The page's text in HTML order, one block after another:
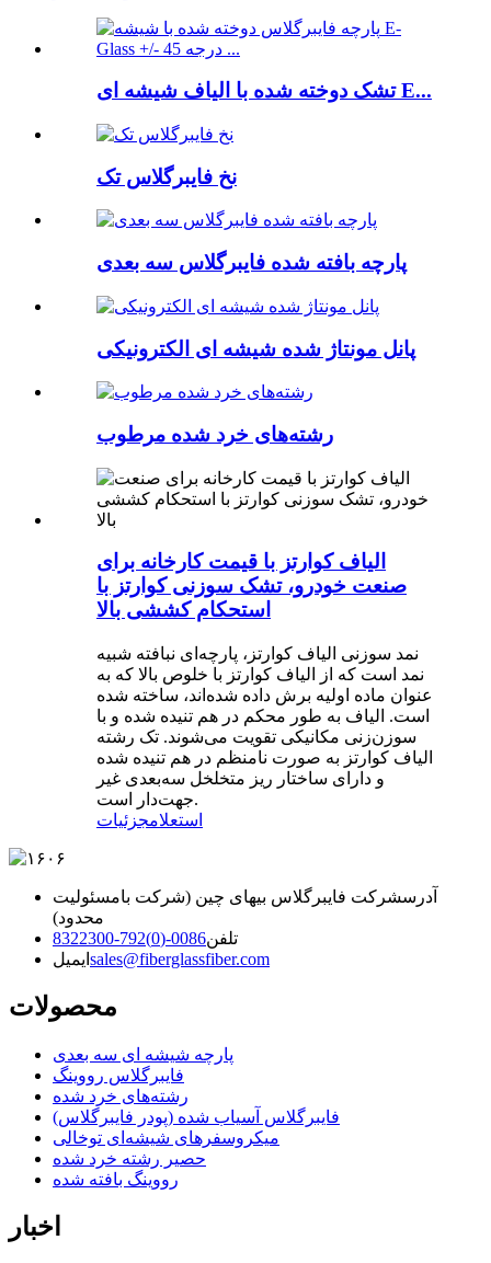
تشک دوخته شده با الیاف شیشه ای E...
نخ فایبرگلاس تک
پارچه بافته شده فایبرگلاس سه بعدی
پانل مونتاژ شده شیشه ای الکترونیکی
رشته‌های خرد شده مرطوب
الیاف کوارتز با قیمت کارخانه برای
صنعت خودرو، تشک سوزنی کوارتز با
استحکام کششی بالا
نمد سوزنی الیاف کوارتز، پارچه‌ای نبافته شبیه
نمد است که از الیاف کوارتز با خلوص بالا که به
عنوان ماده اولیه برش داده شده‌اند، ساخته شده
است. الیاف به طور محکم در هم تنیده شده و با
سوزن‌زنی مکانیکی تقویت می‌شوند. تک رشته
الیاف کوارتز به صورت نامنظم در هم تنیده شده
و دارای ساختار ریز متخلخل سه‌بعدی غیر
جهت‌دار است.
استعلامجزئیات
آدرسشرکت فایبرگلاس بیهای چین (شرکت بامسئولیت
محدود)
تلفن0086-(0)792-8322300
ایمیل sales@fiberglassfiber.com
محصولات
پارچه شیشه ای سه بعدی
فایبرگلاس رووینگ
رشته‌های خرد شده
فایبرگلاس آسیاب شده (پودر فایبرگلاس)
میکروسفرهای شیشه‌ای توخالی
حصیر رشته خرد شده
رووینگ بافته شده
اخبار